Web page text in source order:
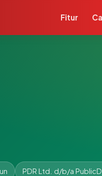
Fitur
PDR Ltd. d/b/a